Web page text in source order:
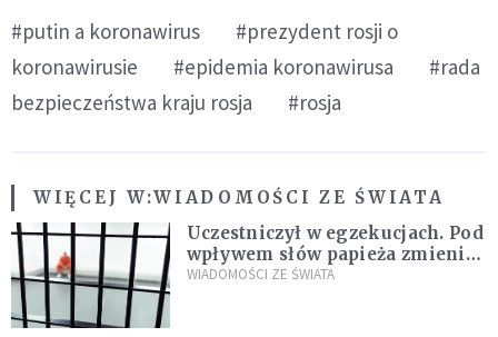
#putin a koronawirus
#prezydent rosji o
koronawirusie
#epidemia koronawirusa
#rada
bezpieczeństwa kraju rosja
#rosja
WIĘCEJ W:WIADOMOŚCI ZE ŚWIATA
Uczestniczył w egzekucjach. Pod
wpływem słów papieża zmienił
zdanie
WIADOMOŚCI ZE ŚWIATA